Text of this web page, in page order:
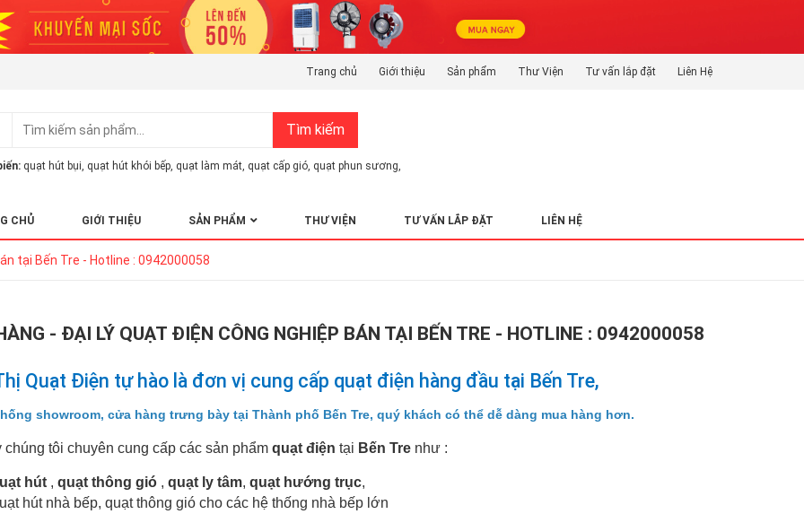
Trang chủ Giới thiệu Sản phẩm Thư Viện Tư vấn lắp đặt Liên Hệ
Tìm kiếm
quạt hút bụi quạt hút khói bếp quạt làm mát quạt cấp gió quạt phun sương
CHỦ GIỚI THIỆU SẢN PHẨM THƯ VIỆN TƯ VẤN LẮP ĐẶT LIÊN HỆ
tại Bến Tre - Hotline : 0942000058
- ĐẠI LÝ QUẠT ĐIỆN CÔNG NGHIỆP BÁN TẠI BẾN TRE - HOTLINE : 0942000058
Quạt Điện tự hào là đơn vị cung cấp quạt điện hàng đầu tại Bến Tre,
showroom, cửa hàng trưng bày tại Thành phố Bến Tre, quý khách có thể dễ dàng mua hàng hơn.
chúng tôi chuyên cung cấp các sản phẩm quạt điện tại Bến Trenhư :
hút, quạt thông gió, quạt ly tâm, quạt hướng trục,
hút nhà bếp, quạt thông gió cho các hệ thống nhà bếp lớn